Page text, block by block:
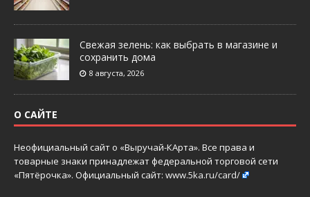
Свежая зелень: как выбрать в магазине и
сохранить дома
8 августа, 2026
О САЙТЕ
Неофициальный сайт о «Выручай-КАрта». Все права и
товарные знаки принадлежат федеральной торговой сети
«Пятёрочка». Официальный сайт: www.5ka.ru/card/